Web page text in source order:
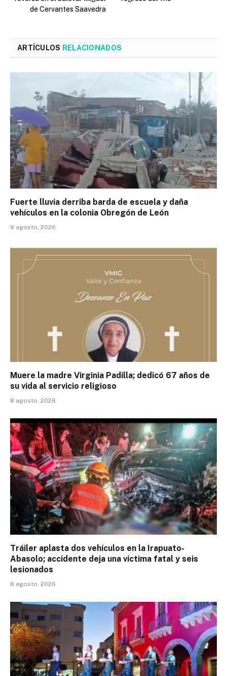
de Cervantes Saavedra
ARTÍCULOS RELACIONADOS
Fuerte lluvia derriba barda de escuela y daña
vehículos en la colonia Obregón de León
8 agosto, 2026
Muere la madre Virginia Padilla; dedicó 67 años de
su vida al servicio religioso
8 agosto, 2026
Tráiler aplasta dos vehículos en la Irapuato-
Abasolo; accidente deja una víctima fatal y seis
lesionados
8 agosto, 2026